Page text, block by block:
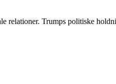
Trumps politiske